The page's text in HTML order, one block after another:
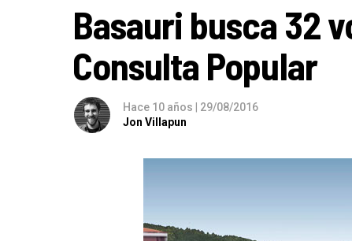
Basauri busca 32
Consulta Popular
Hace 10 años | 29/08/2016
Jon Villapun